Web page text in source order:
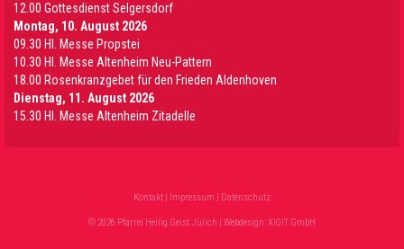
12.00 Gottesdienst Selgersdorf
Montag, 10. August 2026
09.30 Hl. Messe Propstei
10.30 Hl. Messe Altenheim Neu-Pattern
18.00 Rosenkranzgebet für den Frieden Aldenhoven
Dienstag, 11. August 2026
15.30 Hl. Messe Altenheim Zitadelle
Kontakt | Impressum | Datenschutz
© 2026 Pfarrei Heilig Geist Jülich | Webdesign:XIQIT GmbH